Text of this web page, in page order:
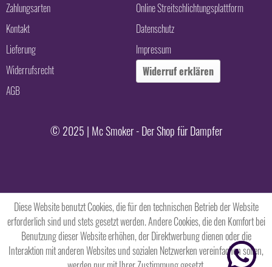
Zahlungsarten
Kontakt
Lieferung
Widerrufsrecht
AGB
Online Streitschlichtungsplattform
Datenschutz
Impressum
Widerruf erklären
© 2025 | Mc Smoker - Der Shop für Dampfer
Diese Website benutzt Cookies, die für den technischen Betrieb der Website
erforderlich sind und stets gesetzt werden. Andere Cookies, die den Komfort bei
Benutzung dieser Website erhöhen, der Direktwerbung dienen oder die
Interaktion mit anderen Websites und sozialen Netzwerken vereinfachen sollen,